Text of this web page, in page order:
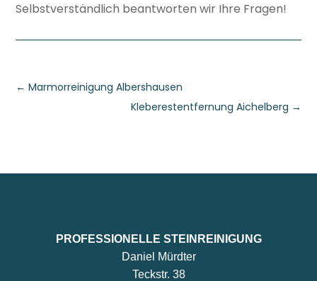
Selbstverständlich beantworten wir Ihre Fragen!
←Marmorreinigung Albershausen
Kleberestentfernung Aichelberg →
PROFESSIONELLE STEINREINIGUNG
Daniel Mürdter
Teckstr. 38